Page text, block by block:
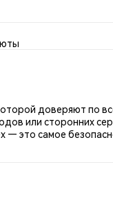
доверяют по
или сторонних
это самое